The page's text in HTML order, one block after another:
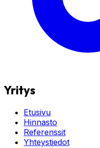
Yritys
Etusivu
Hinnasto
Referenssit
Yhteystiedot